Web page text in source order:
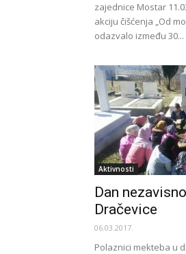
zajednice Mostar
akciju čišćenja „Od
odazvalo između 30...
Aktivnosti
Dan
Dračevice
06.03.2017.
Polaznici mekteba u